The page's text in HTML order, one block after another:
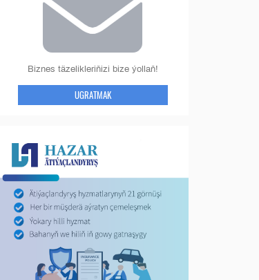
Biznes täzelikleriňizi bize ýollaň!
UGRATMAK